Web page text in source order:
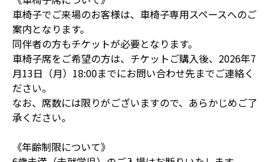
車椅子でご来場のお客様は、車椅子専用スペースへのご
案内となります。
同伴者の方もチケットが必要となります。
車椅子席をご希望の方は、チケットご購入後、2026年7
月13日（月）18:00までにお問い合わせ先までご連絡く
ださい。
なお、席数には限りがございますので、あらかじめご了
承ください。
《年齢制限について》